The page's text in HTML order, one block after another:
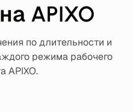
APIXO
по длительности и
режима рабочего
APIXO.